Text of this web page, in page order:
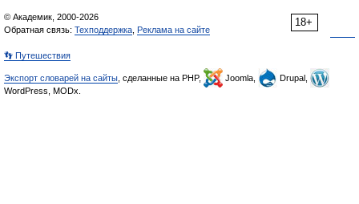
18+
© Академик, 2000-2026
Обратная связь: Техподдержка Реклама на сайте
👣 Путешествия
Экспорт словарей на сайты , сделанные на PHP, Joomla,
Drupal,
WordPress, MODx.